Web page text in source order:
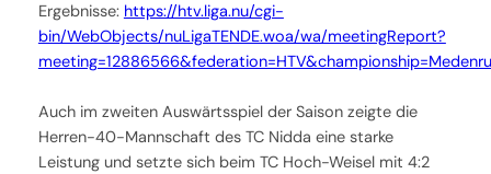
Ergebnisse: https://htv.liga.nu/cgi-
bin/WebObjects/nuLigaTENDE.woa/wa/meetingReport?
Auch im zweiten Auswärtsspiel der Saison zeigte die
Herren-40-Mannschaft des TC Nidda eine starke
Leistung und setzte sich beim TC Hoch-Weisel mit 4:2